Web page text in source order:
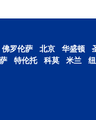
佛罗伦萨 北京 华盛顿
特伦托 科莫 米兰